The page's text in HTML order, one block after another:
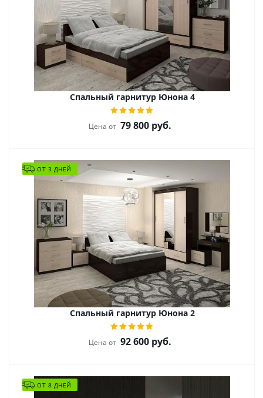
Спальный гарнитур Юнона 4
Цена от 79 800 руб.
ОТ 3 ДНЕЙ
Спальный гарнитур Юнона 2
Цена от 92 600 руб.
ОТ 8 ДНЕЙ